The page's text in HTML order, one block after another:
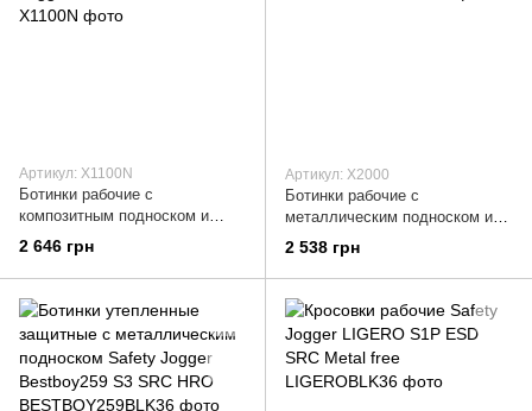
Артикул: X1100N
Ботинки рабочие с
композитным подноском и
вставкой SJ Flex Safety Jogger
X1100N S3 SRC
2 646 грн
Артикул: X2000
Ботинки рабочие с
металлическим подноском и
вставкой Safety Jogger X2000
2 538 грн